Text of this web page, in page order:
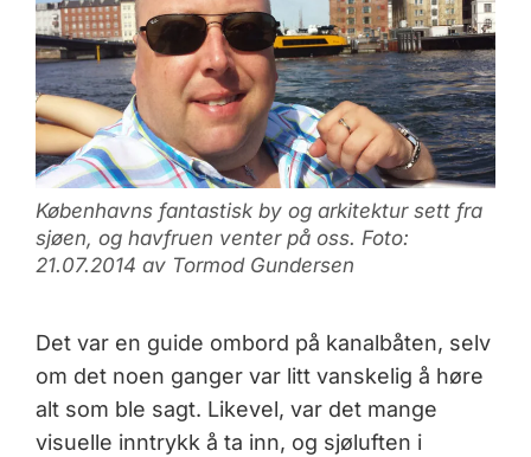
Københavns fantastisk by og arkitektur sett fra
sjøen, og havfruen venter på oss. Foto:
21.07.2014 av Tormod Gundersen
Det var en guide ombord på kanalbåten, selv
om det noen ganger var litt vanskelig å høre
alt som ble sagt. Likevel, var det mange
visuelle inntrykk å ta inn, og sjøluften i